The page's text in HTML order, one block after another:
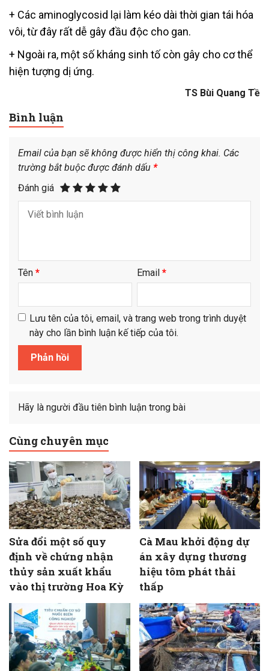
+ Các aminoglycosid lại làm kéo dài thời gian tái hóa
vôi, từ đây rất dễ gây đầu độc cho gan.
+ Ngoài ra, một số kháng sinh tố còn gây cho cơ thể
hiện tượng dị ứng.
TS Bùi Quang Tề
Bình luận
Email của bạn sẽ không được hiển thị công khai. Các
trường bắt buộc được đánh dấu *
Đánh giá
Tên * Email *
Lưu tên của tôi, email, và trang web trong trình duyệt
này cho lần bình luận kế tiếp của tôi.
Hãy là người đầu tiên bình luận trong bài
Cùng chuyên mục
Sửa đổi một số quy
định về chứng nhận
thủy sản xuất khẩu
vào thị trường Hoa Kỳ
Cà Mau khởi động dự
án xây dựng thương
hiệu tôm phát thải
thấp